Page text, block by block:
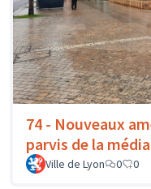
74 - Nouveaux
parvis de la
Ville de Lyon 0 0